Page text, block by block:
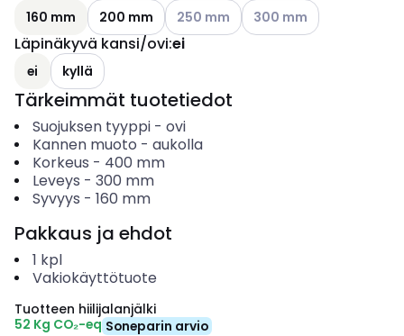
160 mm 200 mm Katso käytettävissä olevat
250 mm Katso käytettävissä
300 mm
Läpinäkyvä kansi/ovi:ei
ei kyllä
Tärkeimmät tuotetiedot
Suojuksen tyyppi- ovi
Kannen muoto - aukolla
Korkeus - 400 mm
Leveys - 300 mm
Syvyys - 160 mm
Pakkaus ja ehdot
1 kpl
Vakiokäyttötuote
Tuotteen hiilijalanjälki
52 Kg CO₂-eq Soneparin arvio